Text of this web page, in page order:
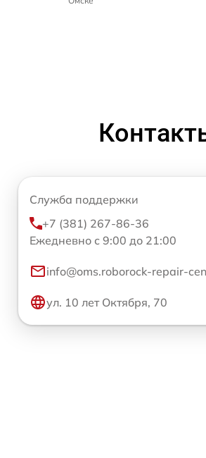
Служба поддержки
+7 (381) 267-86-36
Ежедневно с 9:00 до 21:00
info@oms.roborock-repair-
ул. 10 лет Октября, 70